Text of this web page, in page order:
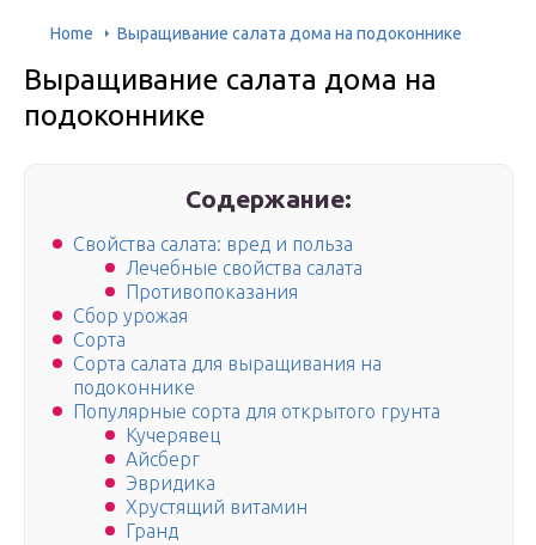
Home Выращивание салата дома на подоконнике
Выращивание салата дома на
подоконнике
Содержание:
Свойства салата: вред и польза
Лечебные свойства салата
Противопоказания
Сбор урожая
Сорта
Сорта салата для выращивания на
подоконнике
Популярные сорта для открытого грунта
Кучерявец
Айсберг
Эвридика
Хрустящий витамин
Гранд